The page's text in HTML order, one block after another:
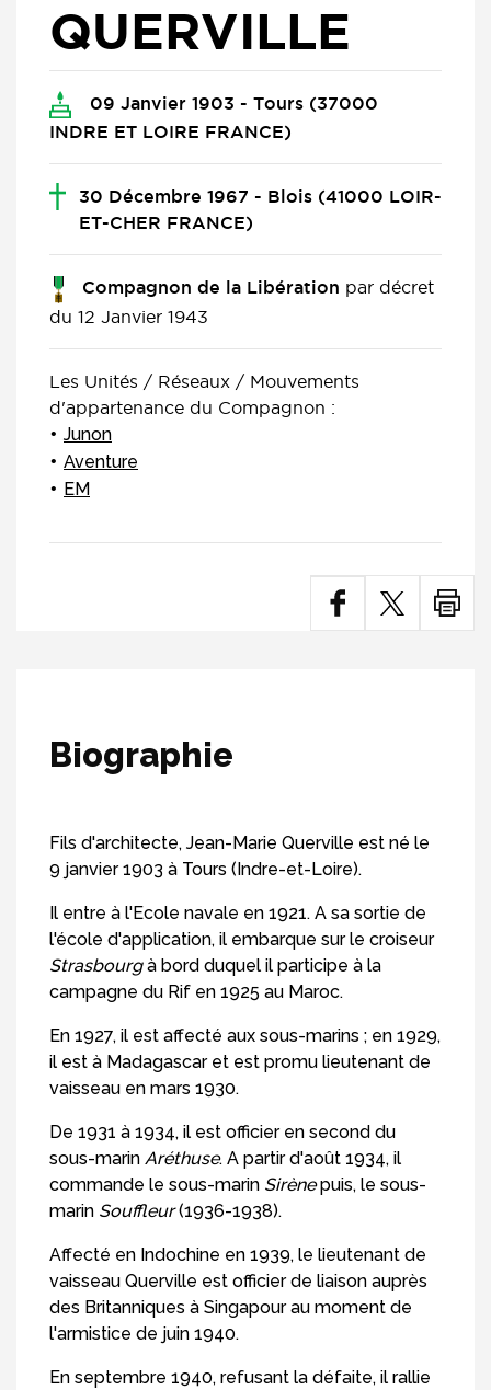
QUERVILLE
09 Janvier 1903 - Tours (37000
INDRE ET LOIRE FRANCE)
30 Décembre 1967 - Blois (41000 LOIR-
ET-CHER FRANCE)
Compagnon de la Libération par décret
du 12 Janvier 1943
Les Unités / Réseaux / Mouvements
d'appartenance du Compagnon :
Junon
Aventure
EM
Biographie
Fils d'architecte, Jean-Marie Querville est né le
9 janvier 1903 à Tours (Indre-et-Loire).
Il entre à l'Ecole navale en 1921. A sa sortie de
l'école d'application, il embarque sur le croiseur
Strasbourgà bord duquel il participe à la
campagne du Rif en 1925 au Maroc.
En 1927, il est affecté aux sous-marins ; en 1929,
il est à Madagascar et est promu lieutenant de
vaisseau en mars 1930.
De 1931 à 1934, il est officier en second du
sous-marin Aréthuse. A partir d'août 1934, il
commande le sous-marin Sirènepuis, le sous-
marin Souffleur(1936-1938).
Affecté en Indochine en 1939, le lieutenant de
vaisseau Querville est officier de liaison auprès
des Britanniques à Singapour au moment de
l'armistice de juin 1940.
En septembre 1940, refusant la défaite, il rallie